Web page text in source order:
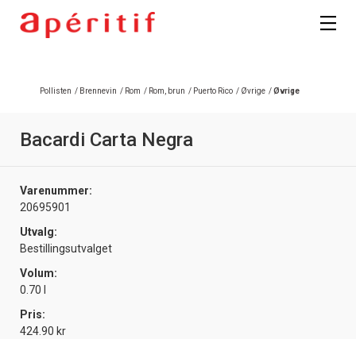
Pollisten / Brennevin / Rom / Rom, brun / Puerto Rico / Øvrige /Øvrige
Bacardi Carta Negra
Varenummer:
20695901
Utvalg:
Bestillingsutvalget
Volum:
0.70 l
Pris:
424.90 kr